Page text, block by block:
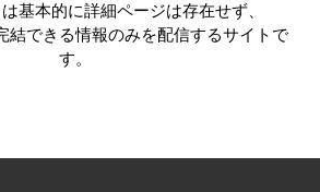
基本的に詳細ページは存在せず、
結できる情報のみを配信するサイトで
す。